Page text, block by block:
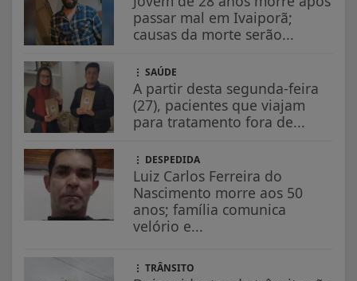
+ Lidas
FALECIMENTO
Morre em Jardim Alegre
Osvaldo Pedro dos Santos, o
“Neguinho da Coxinha”,
que...
LUTO
Jovem de 28 anos morre após
passar mal em Ivaiporã;
causas da morte serão...
SAÚDE
A partir desta segunda-feira